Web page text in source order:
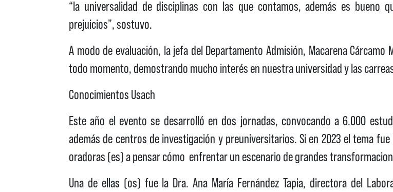
“la universalidad de disciplinas con las que contamos, además es bueno
prejuicios”, sostuvo.
A modo de evaluación, la jefa del Departamento Admisión, Macarena
todo momento, demostrando mucho interés en nuestra universidad y las
Conocimientos Usach
Este año el evento se desarrolló en dos jornadas, convocando a 6.000
además de centros de investigación y preuniversitarios. Si en 2023 el tema
oradoras (es) a pensar cómo enfrentar un escenario de grandes
Una de ellas (os) fue la Dra. Ana María Fernández Tapia, directora del